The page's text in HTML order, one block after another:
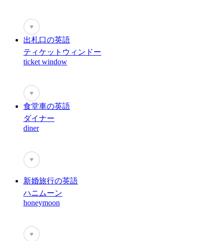
♥
出札口の英語
ティケットウィンドー
ticket window
♥
食堂車の英語
ダイナー
diner
♥
新婚旅行の英語
ハニムーン
honeymoon
♥